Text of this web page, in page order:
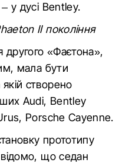
у дусі Bentley.
II покоління
«Фаєтона»,
мала бути
створено
Audi, Bentley
Porsche Cayenne.
прототипу
відомо, що седан